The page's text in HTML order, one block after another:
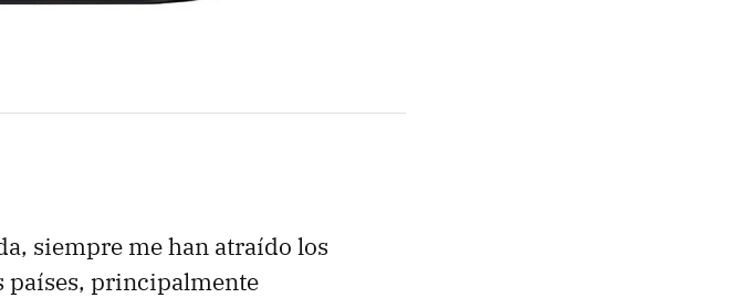
siempre me han atraído los
países, principalmente